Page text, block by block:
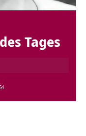
Tages